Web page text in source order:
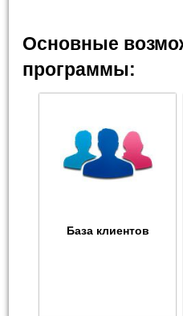
Основные
программы:
База клиентов